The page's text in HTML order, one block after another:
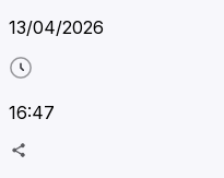
13/04/2026
16:47